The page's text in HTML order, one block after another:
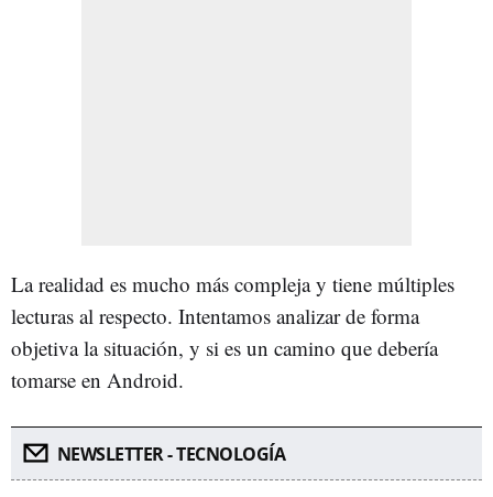
La realidad es mucho más compleja y tiene múltiples
lecturas al respecto. Intentamos analizar de forma
objetiva la situación, y si es un camino que debería
tomarse en Android.
NEWSLETTER - TECNOLOGÍA